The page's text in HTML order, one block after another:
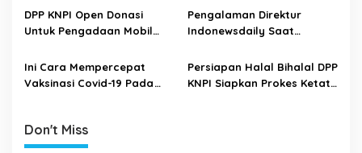
i
o
n
Rusun Waduk Pluit
Gotong Royong
DPP KNPI Open Donasi
Untuk Pengadaan Mobil
Pengalaman Direktur
Indonewsdaily Saat
Tabung Oksigen Saat Tahu
Kalian Terpapar”
Ini Cara Mempercepat
Vaksinasi Covid-19 Pada
Persiapan Halal Bihalal DPP
KNPI Siapkan Prokes Ketat,
Don't Miss